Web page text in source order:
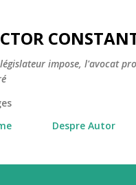
impose, l'avocat
Despre Autor